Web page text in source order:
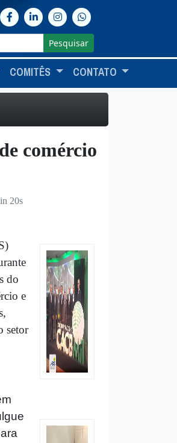
Pesquisar
COMITÊS CONTATO
comércio
20s
do
e
setor